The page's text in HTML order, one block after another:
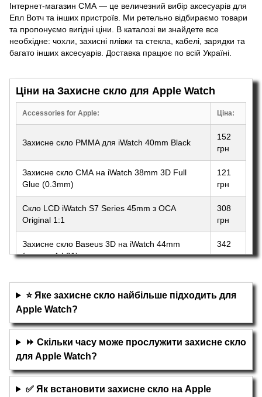
Інтернет-магазин СМА — це величезний вибір аксесуарів для
Епл Вотч та інших пристроїв. Ми ретельно відбираємо товари
та пропонуємо вигідні ціни. В каталозі ви знайдете все
необхідне: чохли, захисні плівки та стекла, кабелі, зарядки та
багато інших аксесуарів. Доставка працює по всій Україні.
Ціни на Захисне скло для Apple Watch
Accessories for Apple: Ціна:
Захисне скло PMMA для iWatch 40mm Black
152
грн
Захисне скло СМА на iWatch 38mm 3D Full
Glue (0.3mm)
121
грн
Скло LCD iWatch S7 Series 45mm з OCA
Original 1:1
308
грн
Захисне скло Baseus 3D на iWatch 44mm
(sgapwa4-h01)
342
грн
⭐ Яке захисне скло найбільше підходить для
Apple Watch?
⏩ Скільки часу може прослужити захисне скло
для Apple Watch?
✅ Як встановити захисне скло на Apple